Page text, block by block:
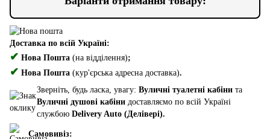
Доставка по всій Україні:
✔ Нова Пошта (на відділення);
✔ Нова Пошта (кур'єрська адресна доставка).
Зверніть, будь ласка, увагу: Вуличні туалетні кабіни та
Вуличні душові кабіни доставляємо по всій Україні
службою Delivery Auto (Делівері).
Самовивіз: